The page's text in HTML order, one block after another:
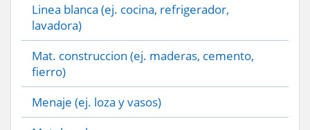
Linea blanca (ej. cocina, refrigerador,
lavadora)
Mat. construccion (ej. maderas, cemento,
fierro)
Menaje (ej. loza y vasos)